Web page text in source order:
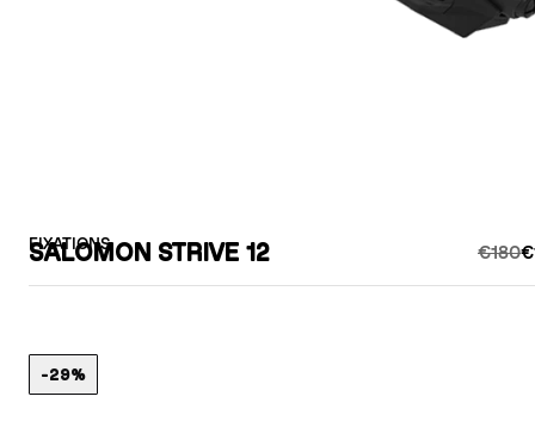
FIXATIONS
SALOMON STRIVE 12 €180
-29%